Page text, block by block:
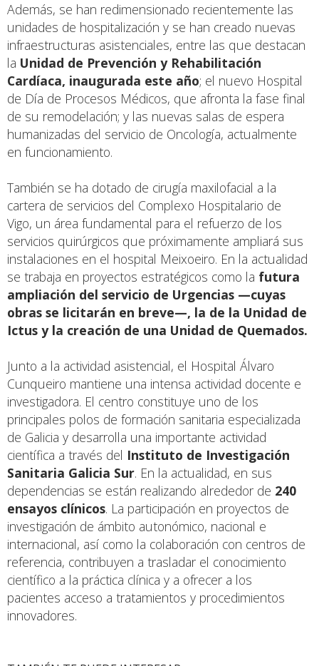
Además, se han redimensionado recientemente las
unidades de hospitalización y se han creado nuevas
infraestructuras asistenciales, entre las que destacan
la Unidad de Prevención y Rehabilitación
Cardíaca, inaugurada este año; el nuevo Hospital
de Día de Procesos Médicos, que afronta la fase final
de su remodelación; y las nuevas salas de espera
humanizadas del servicio de Oncología, actualmente
en funcionamiento.
También se ha dotado de cirugía maxilofacial a la
cartera de servicios del Complexo Hospitalario de
Vigo, un área fundamental para el refuerzo de los
servicios quirúrgicos que próximamente ampliará sus
instalaciones en el hospital Meixoeiro. En la actualidad
se trabaja en proyectos estratégicos como la futura
ampliación del servicio de Urgencias —cuyas
obras se licitarán en breve—, la de la Unidad de
Ictus y la creación de una Unidad de Quemados.
Junto a la actividad asistencial, el Hospital Álvaro
Cunqueiro mantiene una intensa actividad docente e
investigadora. El centro constituye uno de los
principales polos de formación sanitaria especializada
de Galicia y desarrolla una importante actividad
científica a través del Instituto de Investigación
Sanitaria Galicia Sur. En la actualidad, en sus
dependencias se están realizando alrededor de 240
ensayos clínicos. La participación en proyectos de
investigación de ámbito autonómico, nacional e
internacional, así como la colaboración con centros de
referencia, contribuyen a trasladar el conocimiento
científico a la práctica clínica y a ofrecer a los
pacientes acceso a tratamientos y procedimientos
innovadores.